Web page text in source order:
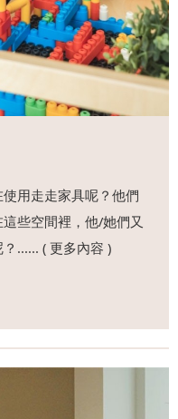
用走走家具呢？他們
些空間裡，他/她們又
...... ( 更多內容 )